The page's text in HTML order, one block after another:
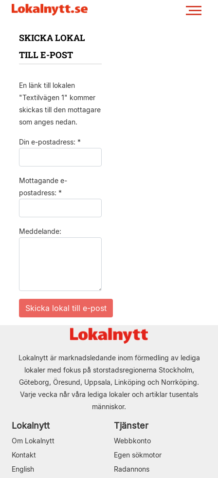
SKICKA LOKAL
TILL E-POST
En länk till lokalen
"Textilvägen 1" kommer
skickas till den mottagare
som anges nedan.
Din e-postadress: *
Mottagande e-
postadress: *
Meddelande:
Lokalnytt är marknadsledande inom förmedling av lediga
lokaler med fokus på storstadsregionerna Stockholm,
Göteborg, Öresund, Uppsala, Linköping och Norrköping.
Varje vecka når våra lediga lokaler och artiklar tusentals
människor.
Lokalnytt
Om Lokalnytt
Kontakt
English
Tjänster
Webbkonto
Egen sökmotor
Radannons